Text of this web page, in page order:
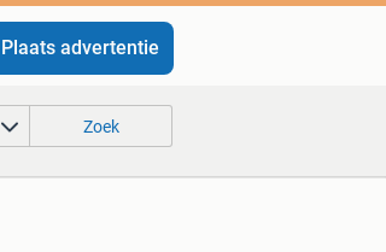
Plaats advertentie
Zoek